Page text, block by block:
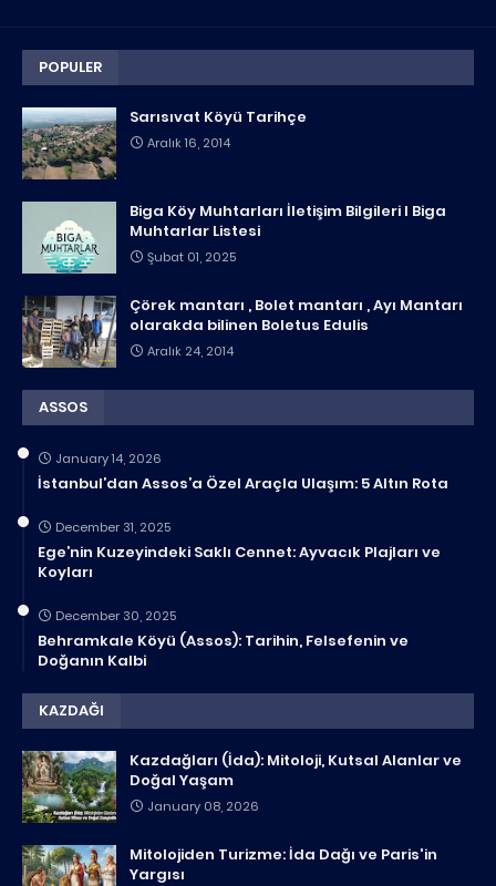
POPULER
Sarısıvat Köyü Tarihçe
Aralık 16, 2014
Biga Köy Muhtarları İletişim Bilgileri I Biga
Muhtarlar Listesi
Şubat 01, 2025
Çörek mantarı , Bolet mantarı , Ayı Mantarı
olarakda bilinen Boletus Edulis
Aralık 24, 2014
ASSOS
January 14, 2026
İstanbul’dan Assos’a Özel Araçla Ulaşım: 5 Altın Rota
December 31, 2025
Ege’nin Kuzeyindeki Saklı Cennet: Ayvacık Plajları ve
Koyları
December 30, 2025
Behramkale Köyü (Assos): Tarihin, Felsefenin ve
Doğanın Kalbi
KAZDAĞI
Kazdağları (İda): Mitoloji, Kutsal Alanlar ve
Doğal Yaşam
January 08, 2026
Mitolojiden Turizme: İda Dağı ve Paris'in
Yargısı